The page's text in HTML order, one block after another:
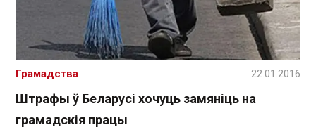
Штрафы ў Беларусі хочуць замяніць на
грамадскія працы
Грамадства 22.01.2016